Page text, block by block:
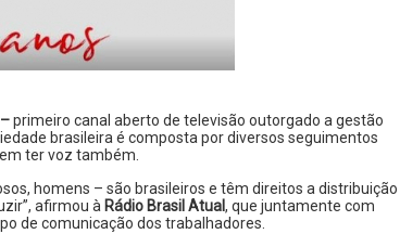
–primeiro canal aberto de televisão outorgado a gestão
brasileira é composta por diversos seguimentos
ter voz também.
homens – são brasileiros e têm direitos a distribuição
afirmou à Rádio Brasil Atual, que juntamente com
de comunicação dos trabalhadores.